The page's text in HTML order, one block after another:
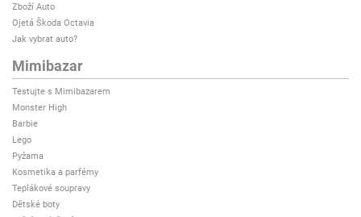
Zboží Auto
Ojetá Škoda Octavia
Jak vybrat auto?
Mimibazar
Testujte s Mimibazarem
Monster High
Barbie
Lego
Pyžama
Kosmetika a parfémy
Teplákové soupravy
Dětské boty